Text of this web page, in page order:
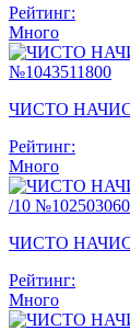
Рейтинг:
Много
ЧИСТО
Рейтинг:
Много
ЧИСТО
Рейтинг:
Много